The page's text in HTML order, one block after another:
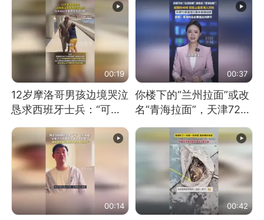
消息）
处理
00:19
12岁摩洛哥男孩边境哭泣
恳求西班牙士兵：“可不
可以不要把我遣返回国”
00:37
你楼下的“兰州拉面”或改
名“青海拉面”，天津72家
面馆已集体更换招牌
00:14 00:42